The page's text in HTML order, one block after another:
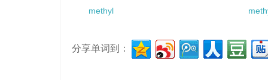
methyl
分享单词到：